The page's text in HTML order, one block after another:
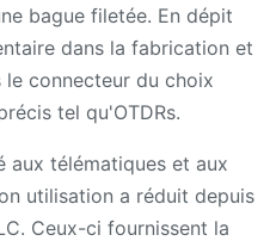
bague filetée. En dépit
dans la fabrication et
connecteur du choix
tel qu'OTDRs.
aux télématiques et aux
utilisation a réduit depuis
Ceux-ci fournissent la